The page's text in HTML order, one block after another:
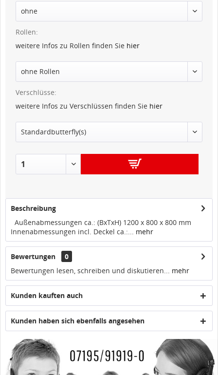
Rollen:
weitere Infos zu Rollen finden Sie hier
Verschlüsse:
weitere Infos zu Verschlüssen finden Sie hier
WARENKORB
Beschreibung
Außenabmessungen ca.: (BxTxH) 1200 x 800 x 800 mm
Innenabmessungen incl. Deckel ca.:... mehr
Bewertungen
0
Bewertungen lesen, schreiben und diskutieren... mehr
Kunden kauften auch
Kunden haben sich ebenfalls angesehen